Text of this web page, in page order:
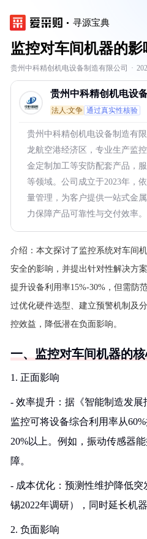
寻源宝典
监控对车间机器的
贵州中科精创机电设备制造有限公司 ·
贵州中科精创机电设
公司
法人:文争 通过真实性核验
贵州中科精创机电设备制造有
龙航空港经济区，专业生产监
金定制加工等安防配套产品，
等领域。公司成立于2023年，
量管理，为客户提供一站式金
力保障产品可靠性与交付效率。
介绍： 本文探讨了监控系统对车间
安全的影响，并提出针对性解决方
提升设备利用率15%-30%，但需防
过优化硬件选型、建立预警机制及
控效益，降低潜在负面影响。
一、监控对车间机器的
1. 正面影响
- 效率提升：据《智能制造发展
监控可将设备综合利用率从
20%以上。例如，振动传感器
障。
- 成本优化：预测性维护降低突
锡2022年调研），同时延长机器
2. 负面影响